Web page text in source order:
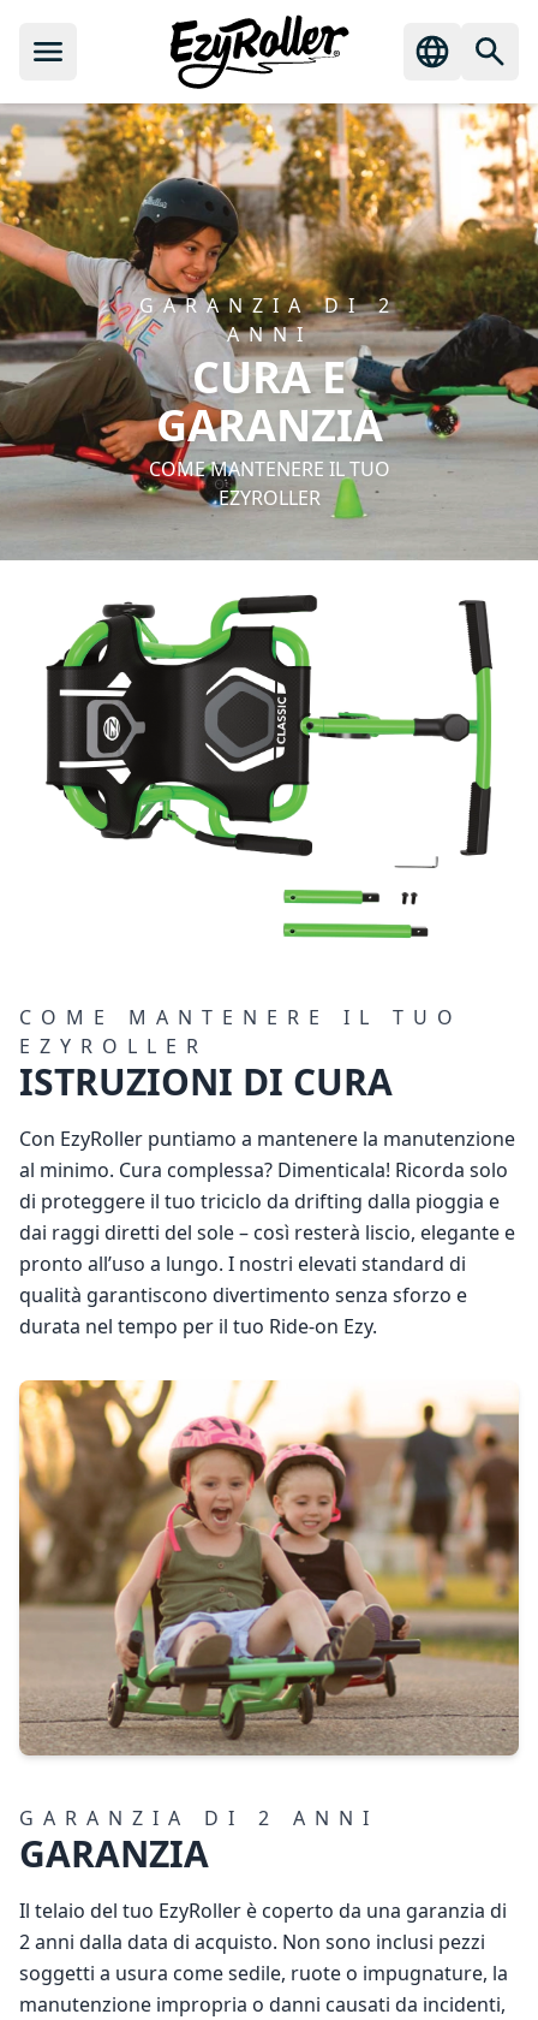
GARANZIA DI 2
ANNI
CURA E
GARANZIA
COME MANTENERE IL TUO
EZYROLLER
COME MANTENERE IL TUO
EZYROLLER
ISTRUZIONI DI CURA
Con EzyRoller puntiamo a mantenere la manutenzione
al minimo. Cura complessa? Dimenticala! Ricorda solo
di proteggere il tuo triciclo da drifting dalla pioggia e
dai raggi diretti del sole – così resterà liscio, elegante e
pronto all’uso a lungo. I nostri elevati standard di
qualità garantiscono divertimento senza sforzo e
durata nel tempo per il tuo Ride-on Ezy.
GARANZIA DI 2 ANNI
GARANZIA
Il telaio del tuo EzyRoller è coperto da una garanzia di
2 anni dalla data di acquisto. Non sono inclusi pezzi
soggetti a usura come sedile, ruote o impugnature, la
manutenzione impropria o danni causati da incidenti,